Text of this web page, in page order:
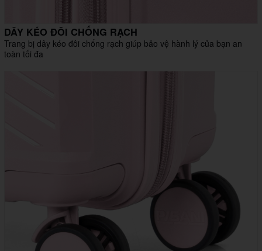
DÂY KÉO ĐÔI CHỐNG RẠCH
Trang bị dây kéo đôi chống rạch giúp bảo vệ hành lý của bạn an
toàn tối đa